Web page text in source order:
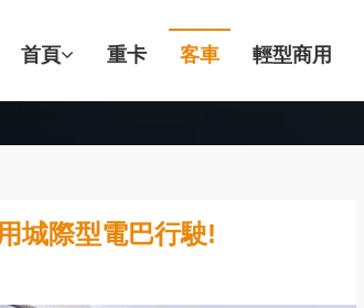
首頁 重卡 客車 輕型商用
城際型電巴行駛!